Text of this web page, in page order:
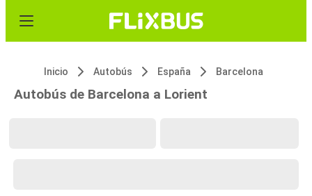
Inicio Autobús España Barcelona
Autobús de Barcelona a Lorient